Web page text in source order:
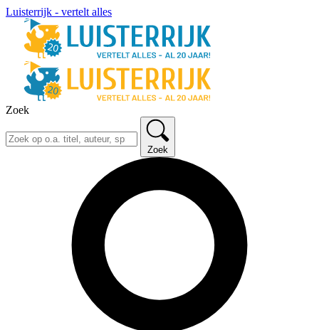
Luisterrijk - vertelt alles
Zoek
Zoek